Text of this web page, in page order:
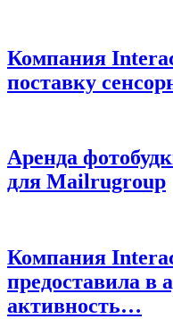
Компания
поставку
Аренда
для Mailrugroup
Компания
предоставила в
активность…